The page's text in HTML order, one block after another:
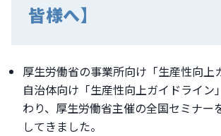
皆様へ】
厚生労働省の事業所向け「生産性向上
自治体向け「生産性向上ガイドライン
わり、厚生労働省主催の全国セミナー
してきました。